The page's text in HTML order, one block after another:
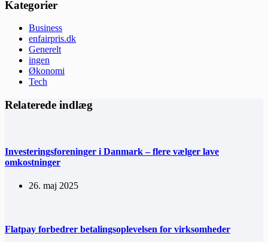
Kategorier
Business
enfairpris.dk
Generelt
ingen
Økonomi
Tech
Relaterede indlæg
Investeringsforeninger i Danmark – flere vælger lave
omkostninger
26. maj 2025
Flatpay forbedrer betalingsoplevelsen for virksomheder